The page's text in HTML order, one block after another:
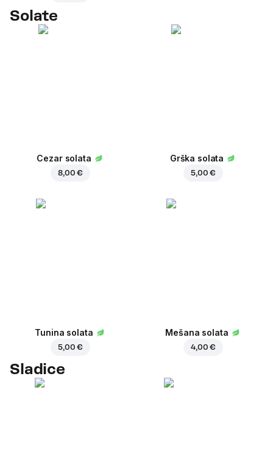
Solate
Cezar solata
8,00 €
Grška solata
5,00 €
Tunina solata
5,00 €
Mešana solata
4,00 €
Sladice